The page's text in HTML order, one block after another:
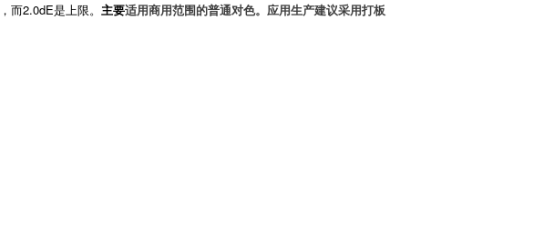
而2.0dE是上限。 主要适用商用范围的普通对色。应用生产建议采用打板